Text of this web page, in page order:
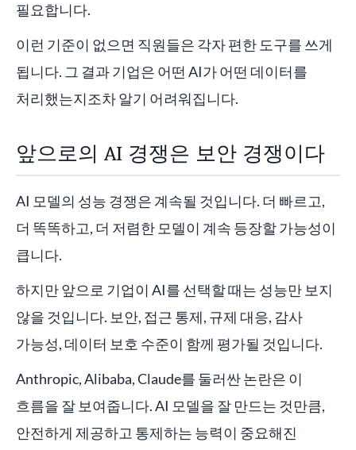
필요합니다.
이런 기준이 없으면 직원들은 각자 편한 도구를 쓰게
됩니다. 그 결과 기업은 어떤 AI가 어떤 데이터를
처리했는지조차 알기 어려워집니다.
앞으로의 AI 경쟁은 보안 경쟁이다
AI 모델의 성능 경쟁은 계속될 것입니다. 더 빠르고,
더 똑똑하고, 더 저렴한 모델이 계속 등장할 가능성이
큽니다.
하지만 앞으로 기업이 AI를 선택할 때는 성능만 보지
않을 것입니다. 보안, 접근 통제, 규제 대응, 감사
가능성, 데이터 보호 수준이 함께 평가될 것입니다.
Anthropic, Alibaba, Claude를 둘러싼 논란은 이
흐름을 잘 보여줍니다. AI 모델을 잘 만드는 것만큼,
안전하게 제공하고 통제하는 능력이 중요해진